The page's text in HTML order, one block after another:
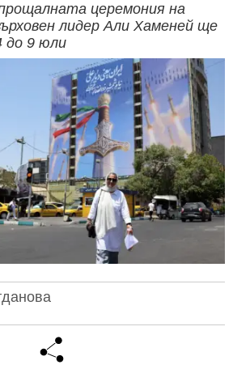
церемония на
лидер Али Хаменей ще
до 9 юли